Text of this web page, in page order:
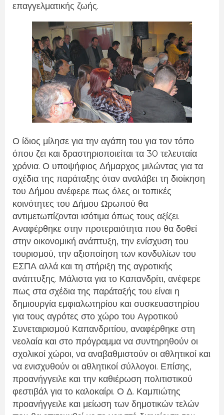
επαγγελματικής ζωής.
Ο ίδιος μίλησε για την αγάπη του για τον τόπο
όπου ζει και δραστηριοποιείται τα 30 τελευταία
χρόνια. Ο υποψήφιος Δήμαρχος μιλώντας για τα
σχέδια της παράταξης όταν αναλάβει τη διοίκηση
του Δήμου ανέφερε πως όλες οι τοπικές
κοινότητες του Δήμου Ωρωπού θα
αντιμετωπίζονται ισότιμα όπως τους αξίζει.
Αναφέρθηκε στην προτεραιότητα που θα δοθεί
στην οικονομική ανάπτυξη, την ενίσχυση του
τουρισμού, την αξιοποίηση των κονδυλίων του
ΕΣΠΑ αλλά και τη στήριξη της αγροτικής
ανάπτυξης. Μάλιστα για το Καπανδρίτι, ανέφερε
πως στα σχέδια της παράταξής του είναι η
δημιουργία εμφιαλωτηρίου και συσκευαστηρίου
για τους αγρότες στο χώρο του Αγροτικού
Συνεταιρισμού Καπανδριτίου, αναφέρθηκε στη
νεολαία και στο πρόγραμμα να συντηρηθούν οι
σχολικοί χώροι, να αναβαθμιστούν οι αθλητικοί και
να ενισχυθούν οι αθλητικοί σύλλογοι. Επίσης,
προανήγγειλε και την καθιέρωση πολιτιστικού
φεστιβάλ για το καλοκαίρι. Ο Δ. Καμπιώτης
προανήγγειλε και μείωση των δημοτικών τελών